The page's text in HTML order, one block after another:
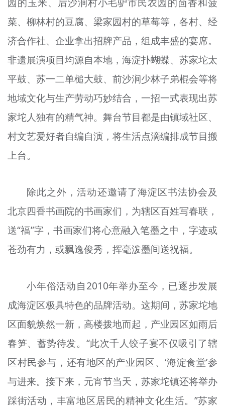
园的玉米、后沙涧村小毛驴市民农园的茴香和菠
菜、柳林村的豆腐、梁家园村的草莓等，各村、经
济合作社、企业拿出招牌产品，组成丰盛的宴席。
非遗展演项目均源自本地，海淀扑蝴蝶、苏家坨太
平鼓、苏一二单槌大鼓、前沙涧少林子弟棍会等将
地域文化与生产劳动巧妙结合，一招一式表现出苏
家坨人独有的精气神。舞台节目都是由镇域社区、
村文艺爱好者自编自演，将生活点滴编排成节目搬
上台。
除此之外，活动还邀请了海淀区书法协会及
北京四香书画院的书画家们，为辖区百姓写春联，
送“福”字，书画家们将心意融入笔墨之中，字迹或
苍劲有力，或飘逸俊秀，挥毫泼墨间送祝福。
小年俗活动自2010年举办至今，已逐步发展
成海淀区极具特色的品牌活动。这期间，苏家坨地
区面貌焕然一新，高楼拨地而起，产业园区如雨后
春笋、蓄势待发。“此次千人饺子宴不仅吸引了辖
区村民参与，还有地区的产业园区、‘海淀食堂’参
与进来。接下来，元宵节当天，苏家坨镇还将举办
踩街活动，丰富地区居民的精神文化生活。”苏家